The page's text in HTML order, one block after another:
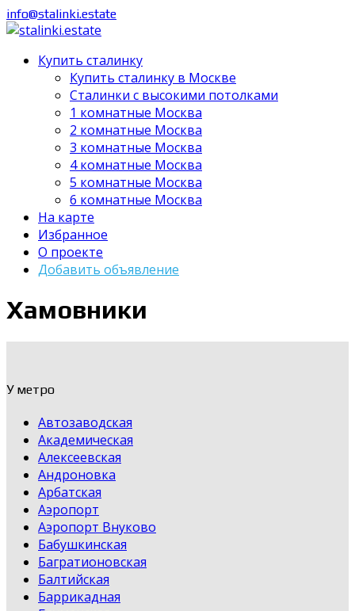
info@stalinki.estate
Купить сталинку
Купить сталинку в Москве
Cталинки с высокими потолками
1 комнатные Москва
2 комнатные Москва
3 комнатные Москва
4 комнатные Москва
5 комнатные Москва
6 комнатные Москва
На карте
Избранное
О проекте
Добавить объявление
Хамовники
У метро
Автозаводская
Академическая
Алексеевская
Андроновка
Арбатская
Аэропорт
Аэропорт Внуково
Бабушкинская
Багратионовская
Балтийская
Баррикадная